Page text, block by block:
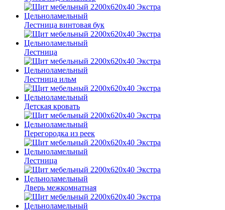
Лестница винтовая бук
Лестница
Лестница ильм
Детская кровать
Перегородка из реек
Лестница
Дверь межкомнатная